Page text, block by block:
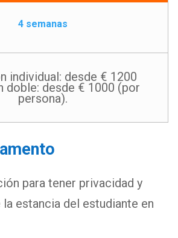
4 semanas
individual: desde € 1200
doble: desde € 1000 (por
persona).
para tener privacidad y
estancia del estudiante en